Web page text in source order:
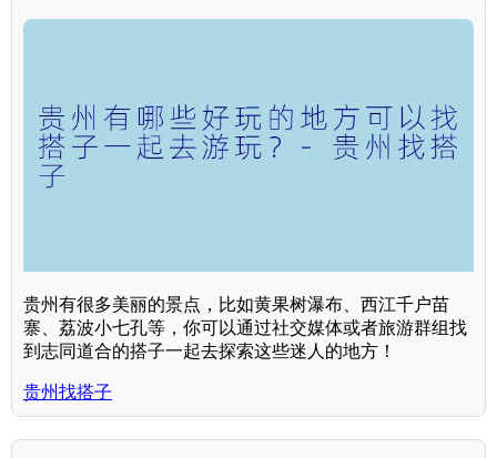
贵州有很多美丽的景点，比如黄果树瀑布、西江千户苗
寨、荔波小七孔等，你可以通过社交媒体或者旅游群组找
到志同道合的搭子一起去探索这些迷人的地方！
贵州找搭子